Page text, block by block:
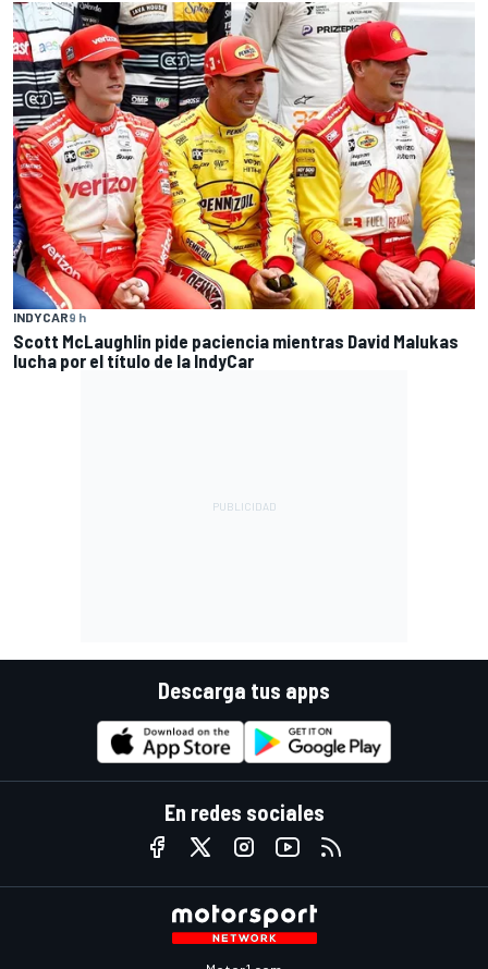
INDYCAR9 h
Scott McLaughlin pide paciencia mientras David Malukas
lucha por el título de la IndyCar
Descarga tus apps
En redes sociales